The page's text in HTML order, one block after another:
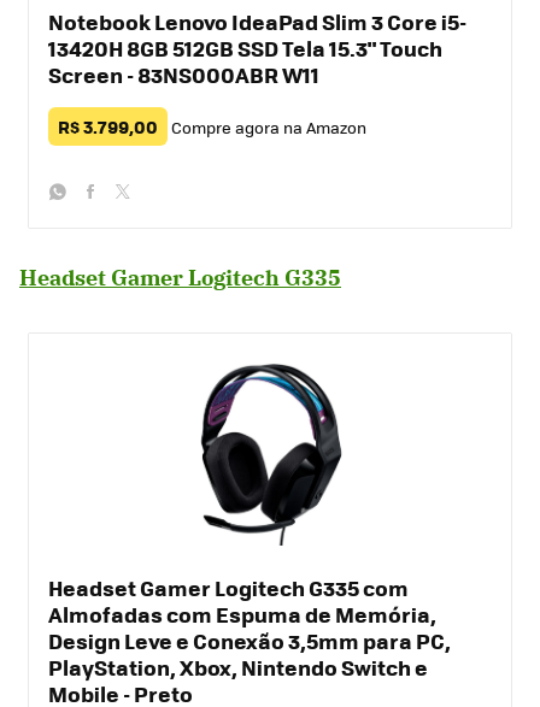
Notebook Lenovo IdeaPad Slim 3 Core i5-
13420H 8GB 512GB SSD Tela 15.3" Touch
Screen - 83NS000ABR W11
R$ 3.799,00 Compre agora na Amazon
Headset Gamer Logitech G335
Headset Gamer Logitech G335 com
Almofadas com Espuma de Memória,
Design Leve e Conexão 3,5mm para PC,
PlayStation, Xbox, Nintendo Switch e
Mobile - Preto